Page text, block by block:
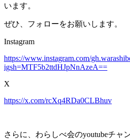
います。
ぜひ、フォローをお願いします。
Instagram
https://www.instagram.com/
igsh=MTF5b2ttdHJpNnAzeA==
X
https://x.com/rcXq4RDa0CLBhuv
さらに、わらしべ会のyoutubeチャ